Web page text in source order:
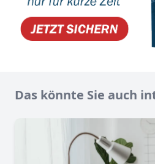
Das könnte Sie auch